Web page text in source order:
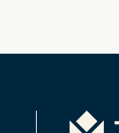
Tulip